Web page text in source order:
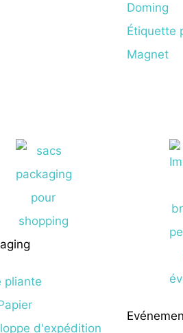
Doming
Étiquette
Magnet
pliante
d'expédition